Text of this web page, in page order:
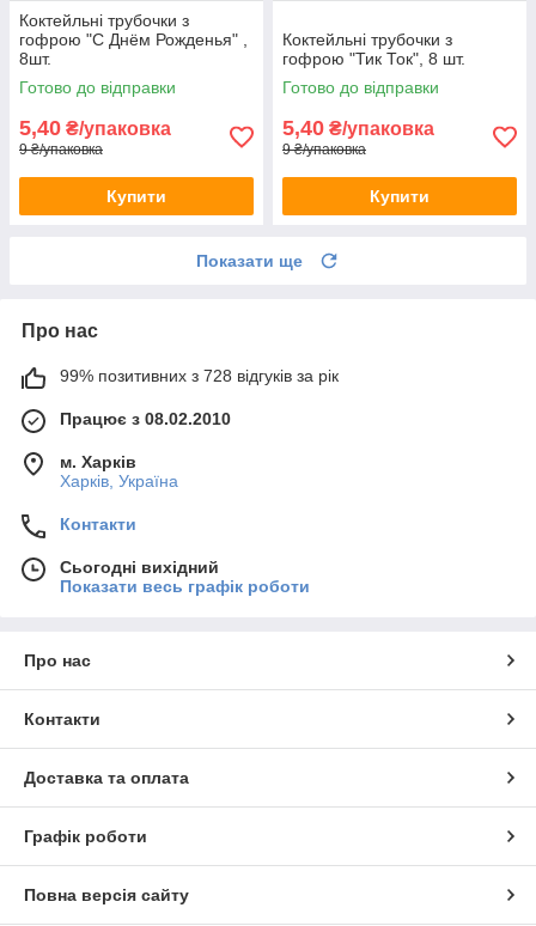
Коктейльні трубочки з
гофрою "С Днём Рожденья" ,
8шт.
Готово до відправки
5,40 ₴/упаковка
9 ₴/упаковка
Купити
Коктейльні трубочки з
гофрою "Тик Ток", 8 шт.
Готово до відправки
5,40 ₴/упаковка
9 ₴/упаковка
Купити
Показати ще
Про нас
99% позитивних з 728 відгуків за рік
Працює з 08.02.2010
м. Харків
Харків, Україна
Контакти
Сьогодні вихідний
Показати весь графік роботи
Про нас
Контакти
Доставка та оплата
Графік роботи
Повна версія сайту